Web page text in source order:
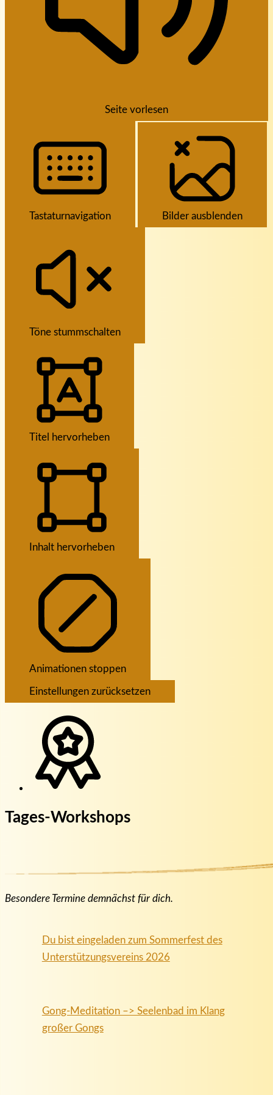
Seite vorlesen
Tastaturnavigation Bilder ausblenden
Töne stummschalten
Titel hervorheben
Inhalt hervorheben
Animationen stoppen
Einstellungen zurücksetzen
Tages-Workshops
Besondere Termine demnächst für dich.
Du bist eingeladen zum Sommerfest des
Unterstützungsvereins 2026
Gong-Meditation –> Seelenbad im Klang
großer Gongs